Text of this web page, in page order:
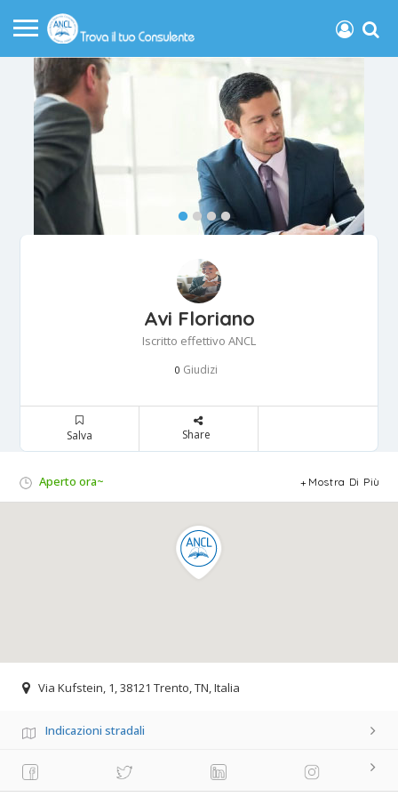
Avi Floriano
Iscritto effettivo ANCL
0 Giudizi
Salva Share
Aperto ora~ Mostra Di Più
Via Kufstein, 1, 38121 Trento, TN, Italia
Indicazioni stradali